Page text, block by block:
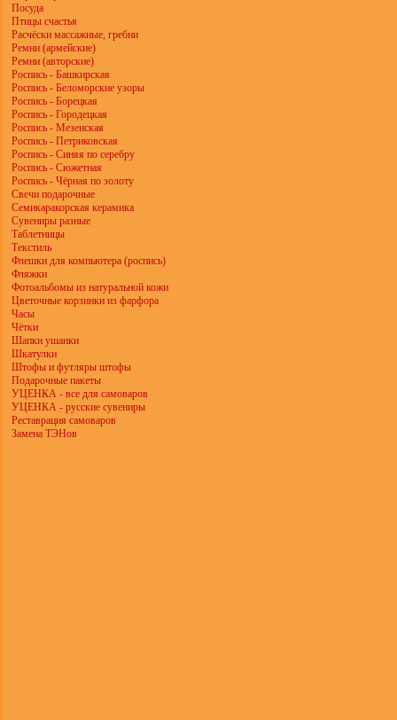
Посуда
Птицы счастья
Расчёски массажные, гребни
Ремни (армейские)
Ремни (авторские)
Роспись - Башкирская
Роспись - Беломорские узоры
Роспись - Борецкая
Роспись - Городецкая
Роспись - Мезенская
Роспись - Петриковская
Роспись - Синяя по серебру
Роспись - Сюжетная
Роспись - Чёрная по золоту
Свечи подарочные
Семикаракорская керамика
Сувениры разные
Таблетницы
Текстиль
Флешки для компьютера (роспись)
Фляжки
Фотоальбомы из натуральной кожи
Цветочные корзинки из фарфора
Часы
Чётки
Шапки ушанки
Шкатулки
Штофы и футляры штофы
Подарочные пакеты
УЦЕНКА - все для самоваров
УЦЕНКА - русские сувениры
Реставрация самоваров
Замена ТЭНов